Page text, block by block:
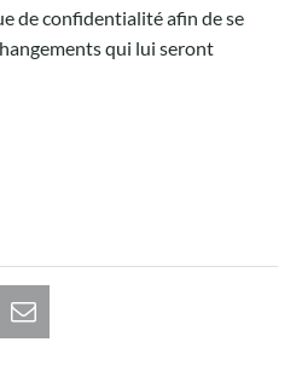
de confidentialité afin de se
qui lui seront